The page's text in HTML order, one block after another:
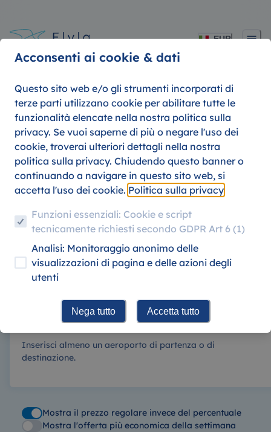
EUR
Scopri offerte di viaggio
e sconti per studenti con ITA su
Flyla!
Inserisci almeno un aeroporto di partenza o di
destinazione.
Mostra il prezzo regolare invece del percentuale
Mostra l'offerta più economica della settimana
Acconsenti ai cookie & dati
Questo sito web e/o gli strumenti incorporati di
terze parti utilizzano cookie per abilitare tutte le
funzionalità elencate nella nostra politica sulla
privacy. Se vuoi saperne di più o negare l'uso dei
cookie, troverai ulteriori dettagli nella nostra
politica sulla privacy. Chiudendo questo banner o
continuando a navigare in questo sito web, si
accetta l'uso dei cookie. Politica sulla privacy
Funzioni essenziali: Cookie e script
tecnicamente richiesti secondo GDPR Art 6 (1)
Analisi: Monitoraggio anonimo delle
visualizzazioni di pagina e delle azioni degli
utenti
Nega tutto Accetta tutto